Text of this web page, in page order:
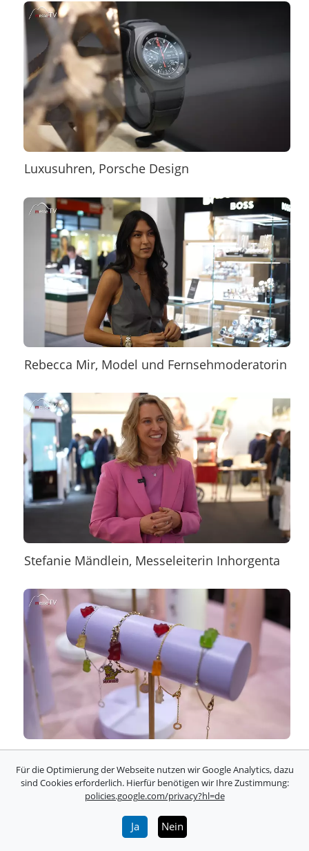
Luxusuhren, Porsche Design
Rebecca Mir, Model und Fernsehmoderatorin
Stefanie Mändlein, Messeleiterin Inhorgenta
Haribo Goldbären Schmuck,Thomas Sabo
Für die Optimierung der Webseite nutzen wir Google Analytics, dazu
sind Cookies erforderlich. Hierfür benötigen wir Ihre Zustimmung:
policies.google.com/privacy?hl=de
Ja Nein